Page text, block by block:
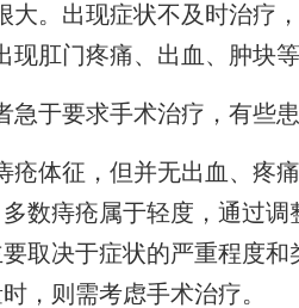
。出现症状不及时治疗
现肛门疼痛、出血、肿块
急于要求手术治疗，有些
体征，但并无出血、疼痛
数痔疮属于轻度，通过
取决于症状的严重程度
，则需考虑手术治疗。